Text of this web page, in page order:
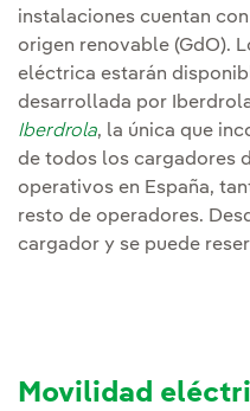
instalaciones cuentan
origen renovable (GdO).
eléctrica estarán
desarrollada por
Iberdrola, la única que
de todos los cargadores
operativos en España,
resto de operadores.
cargador y se puede
Movilidad